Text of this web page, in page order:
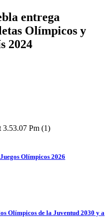
entrega
Olímpicos y
2024
Olímpicos 2026
Olímpicos de la Juventud 2030 y a